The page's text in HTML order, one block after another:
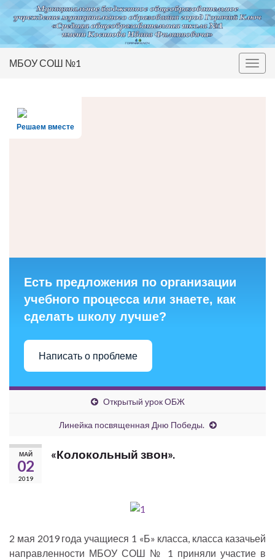
Вкл/
МБОУ СОШ №1
Решаем вместе
Есть предложения по организации
учебного процесса или знаете, как
сделать школу лучше?
Написать о проблеме
Открытый урок ОБЖ
Линейка посвященная Дню Победы.
МАЙ
02
2019
«Колокольный звон».
2 мая 2019 года учащиеся 1 «Б» класса, класса казачьей
направленности МБОУ СОШ № 1 приняли участие в